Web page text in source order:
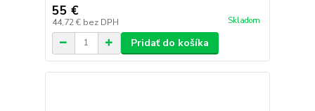
55 €
44,72 € bez DPH Skladom
Pridať do košíka